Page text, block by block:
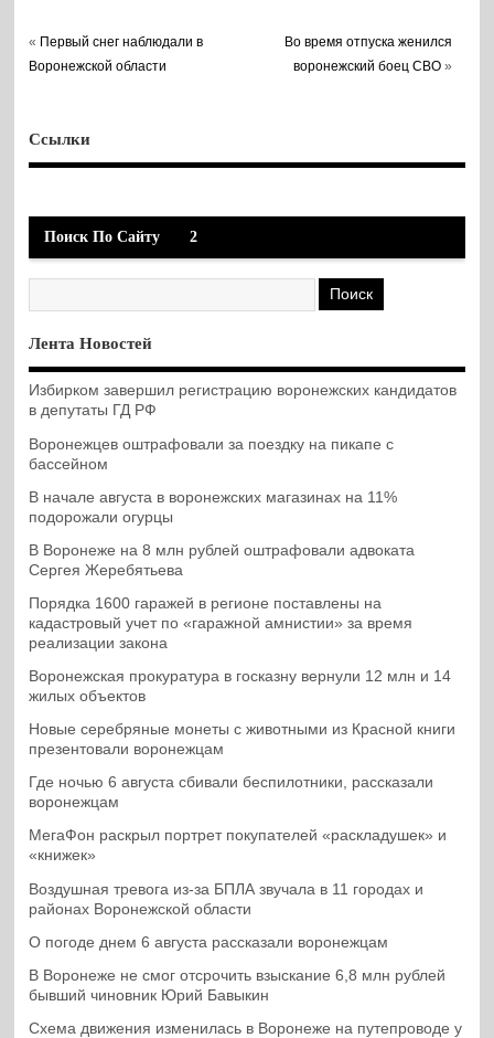
« Первый снег наблюдали в
Воронежской области
Во время отпуска женился
воронежский боец СВО »
Ссылки
Поиск По Сайту 2
Лента Новостей
Избирком завершил регистрацию воронежских кандидатов
в депутаты ГД РФ
Воронежцев оштрафовали за поездку на пикапе с
бассейном
В начале августа в воронежских магазинах на 11%
подорожали огурцы
В Воронеже на 8 млн рублей оштрафовали адвоката
Сергея Жеребятьева
Порядка 1600 гаражей в регионе поставлены на
кадастровый учет по «гаражной амнистии» за время
реализации закона
Воронежская прокуратура в госказну вернули 12 млн и 14
жилых объектов
Новые серебряные монеты с животными из Красной книги
презентовали воронежцам
Где ночью 6 августа сбивали беспилотники, рассказали
воронежцам
МегаФон раскрыл портрет покупателей «раскладушек» и
«книжек»
Воздушная тревога из-за БПЛА звучала в 11 городах и
районах Воронежской области
О погоде днем 6 августа рассказали воронежцам
В Воронеже не смог отсрочить взыскание 6,8 млн рублей
бывший чиновник Юрий Бавыкин
Схема движения изменилась в Воронеже на путепроводе у